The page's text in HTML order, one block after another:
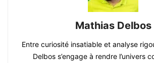
Mathias Delbos
Entre curiosité insatiable et analyse
Delbos s’engage à rendre l’univers